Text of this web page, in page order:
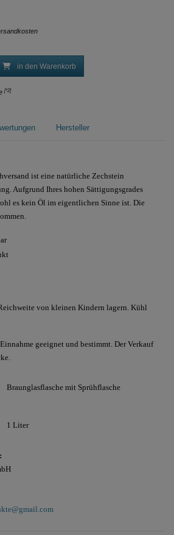
in den Warenkorb
[*2]
Hersteller
ist eine natürliche Zechstein
Aufgrund Ihres hohen Sättigungsgrades
es kein Öl im eigentlichen Sinne ist. Die
von kleinen Kindern lagern. Kühl
geeignet und bestimmt. Der Verkauf
Braunglasflasche mit Sprühflasche
1 Liter